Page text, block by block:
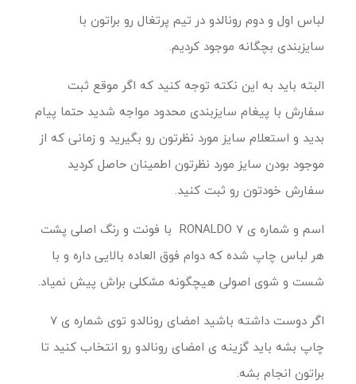
لباس اول و دوم رونالدو در تیم پرتغال رو براتون با
سایزبندی بچگانه موجود کردیم.
البته باید به این نکته توجه کنید که اگر موقع ثبت
سفارش با پیغام سایزبندی محدود مواجه شدید حتما پیام
بدید و استعلام سایز مورد نظرتون رو بگیرید و زمانی که از
موجود بودن سایز مورد نظرتون اطمینان حاصل کردید
سفارش خودتون رو ثبت کنید.
اسم و شماره ی RONALDO 7 با فونت و رنگ اصلی پشت
هر لباس چاپ شده که دوام فوق العاده بالایی داره و با
شست و شوی اصولی هیچگونه مشکلی براش پیش نمیاد.
اگر دوست داشته باشید امضای رونالدو توی شماره ی 7
چاپ بشه باید گزینه ی امضای رونالدو رو انتخاب کنید تا
براتون انجام بشه.